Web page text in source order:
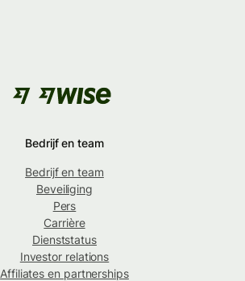
Bedrijf en team
Bedrijf en team
Beveiliging
Pers
Carrière
Dienststatus
Investor relations
Affiliates en partnerships